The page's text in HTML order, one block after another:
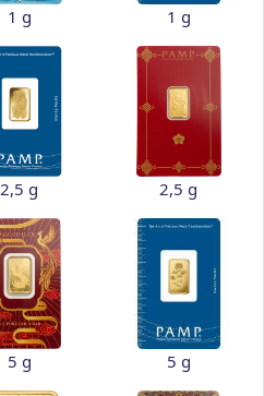
1 g 1 g
2,5 g 2,5 g
5 g 5 g